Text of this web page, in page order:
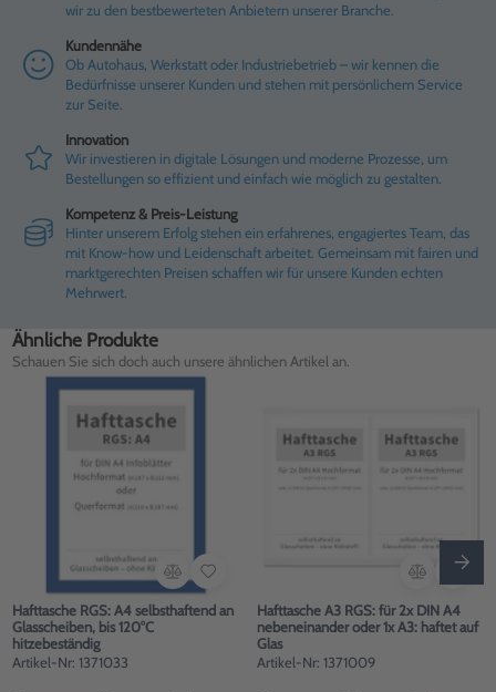
wir zu den bestbewerteten Anbietern unserer Branche.
Kundennähe
Ob Autohaus, Werkstatt oder Industriebetrieb – wir kennen die
Bedürfnisse unserer Kunden und stehen mit persönlichem Service
zur Seite.
Innovation
Wir investieren in digitale Lösungen und moderne Prozesse, um
Bestellungen so effizient und einfach wie möglich zu gestalten.
Kompetenz & Preis-Leistung
Hinter unserem Erfolg stehen ein erfahrenes, engagiertes Team, das
mit Know-how und Leidenschaft arbeitet. Gemeinsam mit fairen und
marktgerechten Preisen schaffen wir für unsere Kunden echten
Mehrwert.
Ähnliche Produkte
Schauen Sie sich doch auch unsere ähnlichen Artikel an.
Hafttasche RGS: A4 selbsthaftend an
Glasscheiben, bis 120°C
hitzebeständig
Artikel-Nr: 1371033
Hafttasche A3 RGS: für 2x DIN A4
nebeneinander oder 1x A3: haftet auf
Glas
Artikel-Nr: 1371009